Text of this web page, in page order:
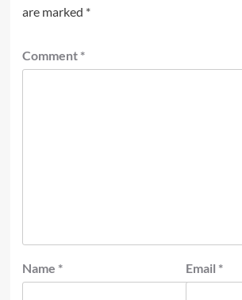
are marked *
Comment *
Name * Email *